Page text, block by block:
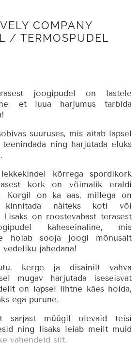
COMPANY
/ TERMOSPUDEL
joogipudel on lastele
et luua harjumus tarbida
suuruses, mis aitab lapsel
ning harjutada eluks
kõrrega spordikork
kork on võimalik eraldi
Korgil on ka aas, millega on
kinnitada näiteks koti või
on roostevabast terasest
kaheseinaline, mis
hoiab sooja joogi mõnusalt
jahedana!
kerge ja disainilt vahva
mugav harjutada iseseisvat
on lapsel lihtne käes hoida,
ega purune.
sarjast müügil olevaid teisi
ning lisaks leiab meilt muid
vahendeid siit.